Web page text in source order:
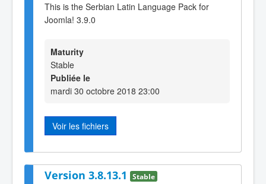
This is the Serbian Latin Language Pack for
Joomla! 3.9.0
Maturity
Stable
Publiée le
mardi 30 octobre 2018 23:00
Voir les fichiers
Version 3.8.13.1 Stable